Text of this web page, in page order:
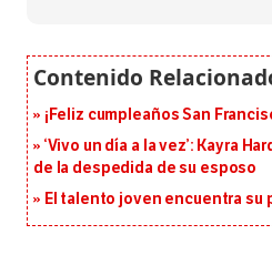
¡Feliz cumpleaños San
‘Vivo un día a la vez’: Kayra
de la despedida de su esposo
El talento joven encuentra su